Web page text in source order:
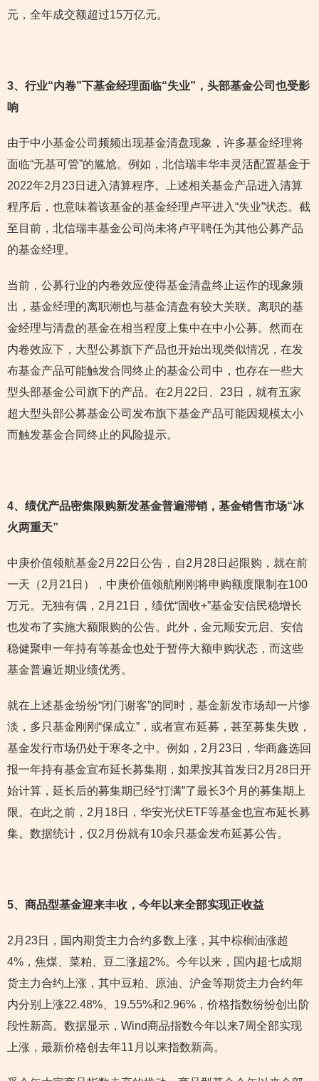
元，全年成交额超过15万亿元。
3、行业“内卷”下基金经理面临“失业”，头部基金公司也受影
响
由于中小基金公司频频出现基金清盘现象，许多基金经理将
面临“无基可管”的尴尬。例如，北信瑞丰华丰灵活配置基金于
2022年2月23日进入清算程序。上述相关基金产品进入清算
程序后，也意味着该基金的基金经理卢平进入“失业”状态。截
至目前，北信瑞丰基金公司尚未将卢平聘任为其他公募产品
的基金经理。
当前，公募行业的内卷效应使得基金清盘终止运作的现象频
出，基金经理的离职潮也与基金清盘有较大关联。离职的基
金经理与清盘的基金在相当程度上集中在中小公募。然而在
内卷效应下，大型公募旗下产品也开始出现类似情况，在发
布基金产品可能触发合同终止的基金公司中，也存在一些大
型头部基金公司旗下的产品。在2月22日、23日，就有五家
超大型头部公募基金公司发布旗下基金产品可能因规模太小
而触发基金合同终止的风险提示。
4、绩优产品密集限购新发基金普遍滞销，基金销售市场“冰
火两重天”
中庚价值领航基金2月22日公告，自2月28日起限购，就在前
一天（2月21日），中庚价值领航刚刚将申购额度限制在100
万元。无独有偶，2月21日，绩优“固收+”基金安信民稳增长
也发布了实施大额限购的公告。此外，金元顺安元启、安信
稳健聚申一年持有等基金也处于暂停大额申购状态，而这些
基金普遍近期业绩优秀。
就在上述基金纷纷“闭门谢客”的同时，基金新发市场却一片惨
淡，多只基金刚刚“保成立”，或者宣布延募，甚至募集失败，
基金发行市场仍处于寒冬之中。例如，2月23日，华商鑫选回
报一年持有基金宣布延长募集期，如果按其首发日2月28日开
始计算，延长后的募集期已经“打满”了最长3个月的募集期上
限。在此之前，2月18日，华安光伏ETF等基金也宣布延长募
集。数据统计，仅2月份就有10余只基金发布延募公告。
5、商品型基金迎来丰收，今年以来全部实现正收益
2月23日，国内期货主力合约多数上涨，其中棕榈油涨超
4%，焦煤、菜粕、豆二涨超2%。今年以来，国内超七成期
货主力合约上涨，其中豆粕、原油、沪金等期货主力合约年
内分别上涨22.48%、19.55%和2.96%，价格指数纷纷创出阶
段性新高。数据显示，Wind商品指数今年以来7周全部实现
上涨，最新价格创去年11月以来指数新高。